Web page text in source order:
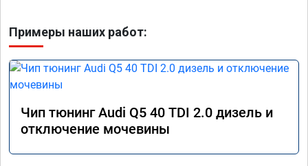
Примеры наших работ:
Чип тюнинг Audi Q5 40 TDI 2.0 дизель и
отключение мочевины